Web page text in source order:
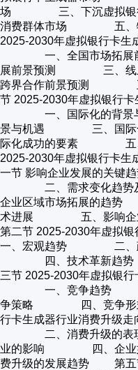
场 三、下沉虚拟银
消费群体市场 五、
2025-2030年虚拟银行卡生
一、全国市场拓展
展前景预测 三、线
跨界合作前景预测 五
节 2025-2030年虚拟银行
一、国际化的背景
景与机遇 三、国际
际化成功的要素 五、
2025-2030年虚拟银行卡
一节 影响企业发展的
二、需求变化趋势
企业区域市场拓展的趋
术进展 五、影响企业
第二节 2025-2030年虚
一、宏观趋势 二、
四、技术革新趋
三节 2025-2030年虚拟银
一、竞争趋势
争策略 四、竞争形式
行卡生成器行业消费升
二、消费升级的表
业的影响 四、企业
费升级的发展趋势 第五